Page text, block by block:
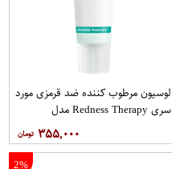
لوسیون مرطوب کننده ضد قرمزی مورد
سری Redness Therapy مدل
Correcting Muisturizer Spf15 حجم
50 میلی لیتر
۳۵۵,۰۰۰
2%